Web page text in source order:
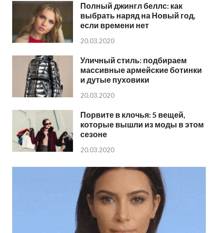
Полный джингл беллс: как
выбрать наряд на Новый год,
если времени нет
20.03.2020
Уличный стиль: подбираем
массивные армейские ботинки
и дутые пуховики
20.03.2020
Порвите в клочья: 5 вещей,
которые вышли из моды в этом
сезоне
20.03.2020